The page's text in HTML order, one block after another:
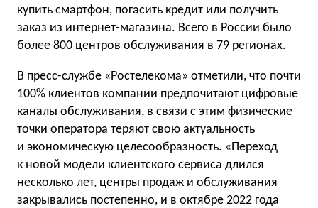
купить смартфон, погасить кредит или получить
заказ из интернет-магазина. Всего в России было
более 800 центров обслуживания в 79 регионах.
В пресс-службе «Ростелекома» отметили, что почти
100% клиентов компании предпочитают цифровые
каналы обслуживания, в связи с этим физические
точки оператора теряют свою актуальность
и экономическую целесообразность. «Переход
к новой модели клиентского сервиса длился
несколько лет, центры продаж и обслуживания
закрывались постепенно, и в октябре 2022 года